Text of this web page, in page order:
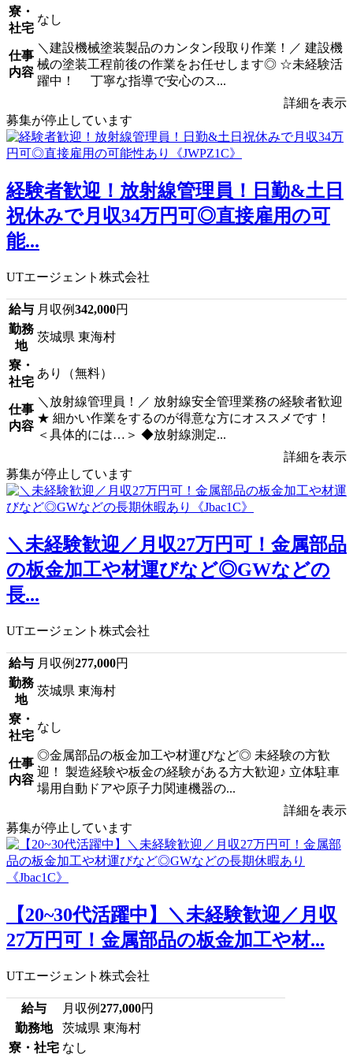
寮・
社宅
なし
仕事
内容
＼建設機械塗装製品のカンタン段取り作業！／ 建設機
械の塗装工程前後の作業をお任せします◎ ☆未経験活
躍中！ 丁寧な指導で安心のス...
詳細を表示
募集が停止しています
経験者歓迎！放射線管理員！日勤&土日
祝休みで月収34万円可◎直接雇用の可
能...
UTエージェント株式会社
給与 月収例342,000円
勤務
地
茨城県 東海村
寮・
社宅
あり（無料）
仕事
内容
＼放射線管理員！／ 放射線安全管理業務の経験者歓迎
★ 細かい作業をするのが得意な方にオススメです！
＜具体的には…＞ ◆放射線測定...
詳細を表示
募集が停止しています
＼未経験歓迎／月収27万円可！金属部品
の板金加工や材運びなど◎GWなどの
長...
UTエージェント株式会社
給与 月収例277,000円
勤務
地
茨城県 東海村
寮・
社宅
なし
仕事
内容
◎金属部品の板金加工や材運びなど◎ 未経験の方歓
迎！ 製造経験や板金の経験がある方大歓迎♪ 立体駐車
場用自動ドアや原子力関連機器の...
詳細を表示
募集が停止しています
【20~30代活躍中】＼未経験歓迎／月収
27万円可！金属部品の板金加工や材...
UTエージェント株式会社
給与 月収例277,000円
勤務地
茨城県 東海村
寮・社宅 なし